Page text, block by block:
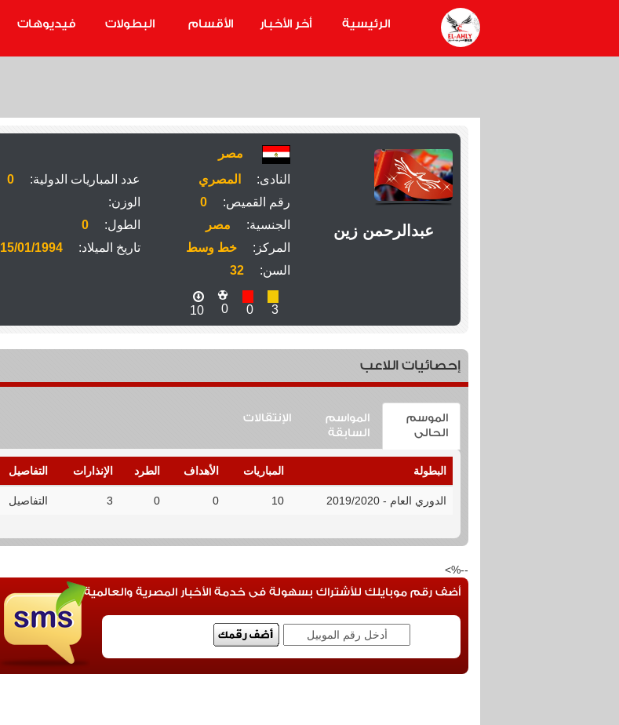
الرئيسية أخر الأخبار الأقسام البطولات فيديوهات
عبدالرحمن زين
مصر
النادى:
المصري عدد المباريات الدولية:
0
رقم القميص:
0
الوزن:
الجنسية:
مصر الطول:
0
المركز:
خط وسط تاريخ الميلاد:
15/01/1994
السن:
32
3
0
0
10
إحصائيات اللاعب
الموسم
الحالى
المواسم
السابقة
الإنتقالات
البطولة المباريات الأهداف الطرد الإنذارات التفاصيل
الدوري العام - 2019/2020 10
0
0
3 التفاصيل
--%>
أضف رقم موبايلك للأشتراك بسهولة فى خدمة الأخبار المصرية والعالمية